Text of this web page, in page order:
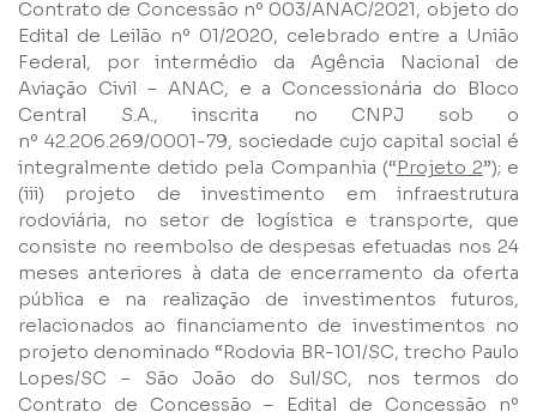
Contrato de Concessão nº 003/ANAC/2021, objeto do
Edital de Leilão nº 01/2020, celebrado entre a União
Federal, por intermédio da Agência Nacional de
Aviação Civil – ANAC, e a Concessionária do Bloco
Central S.A., inscrita no CNPJ sob o
nº 42.206.269/0001-79, sociedade cujo capital social é
integralmente detido pela Companhia (“Projeto 2”); e
(iii) projeto de investimento em infraestrutura
rodoviária, no setor de logística e transporte, que
consiste no reembolso de despesas efetuadas nos 24
meses anteriores à data de encerramento da oferta
pública e na realização de investimentos futuros,
relacionados ao financiamento de investimentos no
projeto denominado “Rodovia BR-101/SC, trecho Paulo
Lopes/SC – São João do Sul/SC, nos termos do
Contrato de Concessão – Edital de Concessão nº
Grupos
Li e concordo com os Termos de Uso
Política de
Privacidade